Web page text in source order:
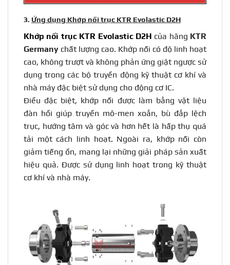
3. Ứng dụng Khớp nối trục KTR Evolastic D2H
Khớp nối trụcKTR Evolastic D2H của hãng KTR
Germany chất lượng cao. Khớp nối có độ linh hoạt
cao, không trượt và không phản ứng giật ngược sử
dụng trong các bộ truyền động kỹ thuật cơ khí và
nhà máy đặc biệt sử dụng cho động cơ IC.
Điều đặc biệt, khớp nối được làm bằng vật liệu
đàn hồi giúp truyền mô-men xoắn, bù đắp lệch
trục, hướng tâm và góc và hơn hết là hấp thụ quá
tải một cách linh hoạt. Ngoài ra, khớp nối còn
giảm tiếng ồn, mang lại những giải pháp sản xuất
hiệu quả. Được sử dụng linh hoạt trong kỹ thuật
cơ khí và nhà máy.